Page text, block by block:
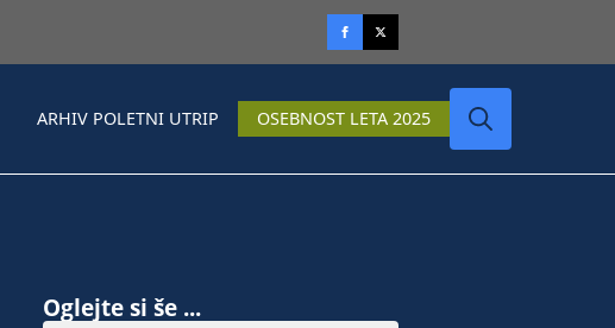
ARHIV POLETNI UTRIP OSEBNOST LETA 2025
Oglejte si še ...